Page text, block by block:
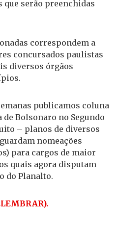
que serão preenchidas
correspondem a
concursados paulistas
diversos órgãos
publicamos coluna
Bolsonaro no Segundo
– planos de diversos
nomeações
para cargos de maior
quais agora disputam
do Planalto.